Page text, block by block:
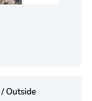
Outside